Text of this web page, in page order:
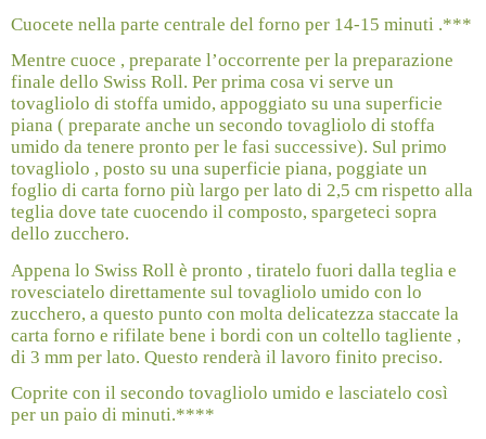
Cuocete nella parte centrale del forno per 14-15 minuti .***
Mentre cuoce , preparate l’occorrente per la preparazione
finale dello Swiss Roll. Per prima cosa vi serve un
tovagliolo di stoffa umido, appoggiato su una superficie
piana ( preparate anche un secondo tovagliolo di stoffa
umido da tenere pronto per le fasi successive). Sul primo
tovagliolo , posto su una superficie piana, poggiate un
foglio di carta forno più largo per lato di 2,5 cm rispetto alla
teglia dove tate cuocendo il composto, spargeteci sopra
dello zucchero.
Appena lo Swiss Roll è pronto , tiratelo fuori dalla teglia e
rovesciatelo direttamente sul tovagliolo umido con lo
zucchero, a questo punto con molta delicatezza staccate la
carta forno e rifilate bene i bordi con un coltello tagliente ,
di 3 mm per lato. Questo renderà il lavoro finito preciso.
Coprite con il secondo tovagliolo umido e lasciatelo così
per un paio di minuti.****